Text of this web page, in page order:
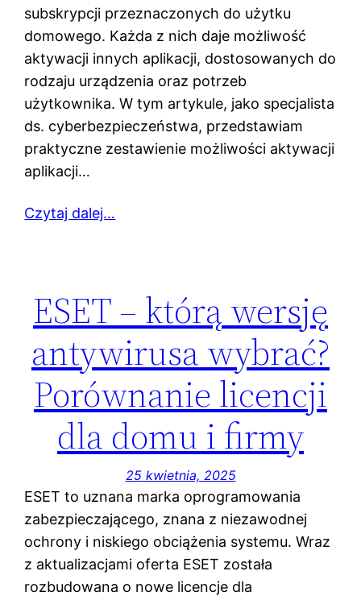
subskrypcji przeznaczonych do użytku
domowego. Każda z nich daje możliwość
aktywacji innych aplikacji, dostosowanych do
rodzaju urządzenia oraz potrzeb
użytkownika. W tym artykule, jako specjalista
ds. cyberbezpieczeństwa, przedstawiam
praktyczne zestawienie możliwości aktywacji
aplikacji…
Czytaj dalej…
ESET – którą wersję
antywirusa wybrać?
Porównanie licencji
dla domu i firmy
25 kwietnia, 2025
ESET to uznana marka oprogramowania
zabezpieczającego, znana z niezawodnej
ochrony i niskiego obciążenia systemu. Wraz
z aktualizacjami oferta ESET została
rozbudowana o nowe licencje dla